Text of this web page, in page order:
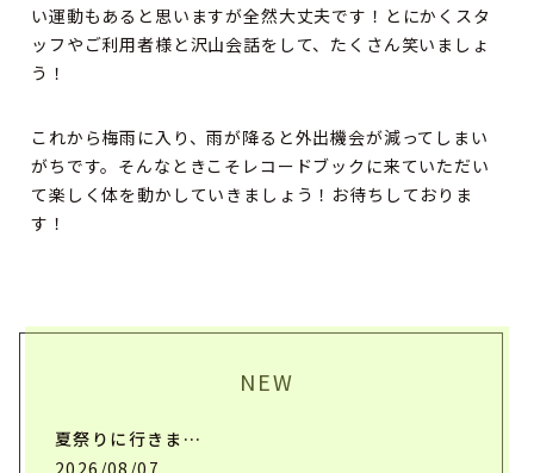
い運動もあると思いますが全然大丈夫です！とにかくスタ
ッフやご利用者様と沢山会話をして、たくさん笑いましょ
う！
これから梅雨に入り、雨が降ると外出機会が減ってしまい
がちです。そんなときこそレコードブックに来ていただい
て楽しく体を動かしていきましょう！お待ちしておりま
す！
NEW
夏祭りに行きま…
2026/08/07